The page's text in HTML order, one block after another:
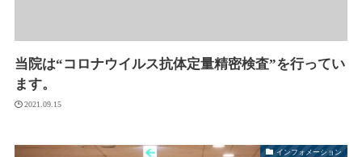
当院は“コロナウイルス抗体定量精密検査”を行ってい
ます。
2021.09.15
インフォメーション